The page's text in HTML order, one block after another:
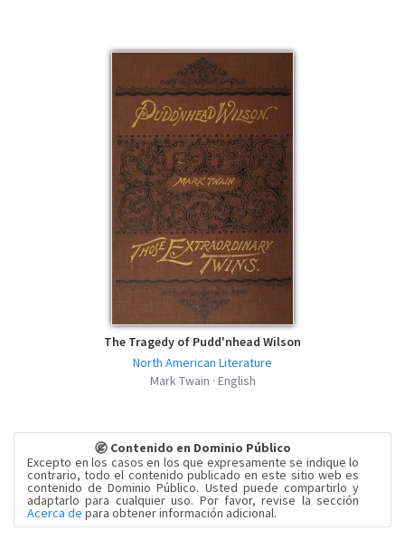
The Tragedy of Pudd'nhead Wilson
North American Literature
Mark Twain · English
Contenido en Dominio Público
Excepto en los casos en los que expresamente se indique lo
contrario, todo el contenido publicado en este sitio web es
contenido de Dominio Público. Usted puede compartirlo y
adaptarlo para cualquier uso. Por favor, revise la sección
Acerca de para obtener información adicional.